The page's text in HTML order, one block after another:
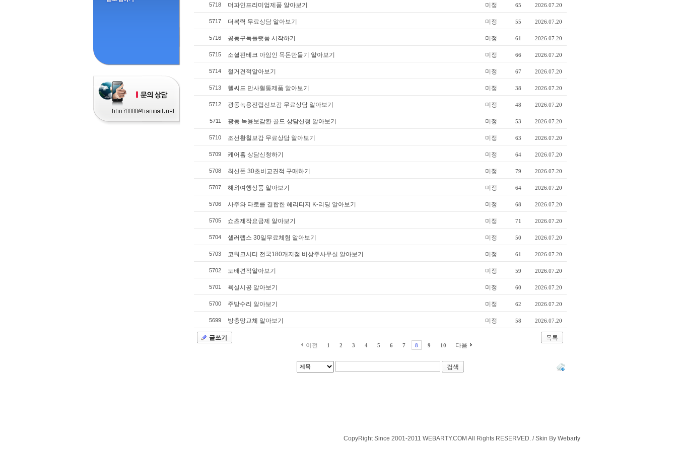
5718 더파인프리미엄제품 알아보기 미정 65 2026.07.20
5717 더복력 무료상담 알아보기 미정 55 2026.07.20
5716 공동구독플랫폼 시작하기 미정 61 2026.07.20
5715 소셜핀테크 아임인 목돈만들기 알아보기 미정 66 2026.07.20
5714 철거견적알아보기 미정 67 2026.07.20
5713 헬씨드 만사혈통제품 알아보기 미정 38 2026.07.20
5712 광동녹용전립선보감 무료상담 알아보기 미정 48 2026.07.20
5711 광동 녹용보감환 골드 상담신청 알아보기 미정 53 2026.07.20
5710 조선황칠보감 무료상담 알아보기 미정 63 2026.07.20
5709 케어홈 상담신청하기 미정 64 2026.07.20
5708 최신폰 30초비교견적 구매하기 미정 79 2026.07.20
5707 해외여행상품 알아보기 미정 64 2026.07.20
5706 사주와 타로를 결합한 헤리티지 K-리딩 알아보기 미정 68 2026.07.20
5705 쇼츠제작요금제 알아보기 미정 71 2026.07.20
5704 셀러랩스 30일무료체험 알아보기 미정 50 2026.07.20
5703 코워크시티 전국180개지점 비상주사무실 알아보기 미정 61 2026.07.20
5702 도배견적알아보기 미정 59 2026.07.20
5701 욕실시공 알아보기 미정 60 2026.07.20
5700 주방수리 알아보기 미정 62 2026.07.20
5699 방충망교체 알아보기 미정 58 2026.07.20
글쓰기
목록
이전
1 2 3 4 5 6 7 8 9 10 다음
CopyRight Since 2001-2011 WEBARTY.COM All Rights RESERVED. / Skin By Webarty